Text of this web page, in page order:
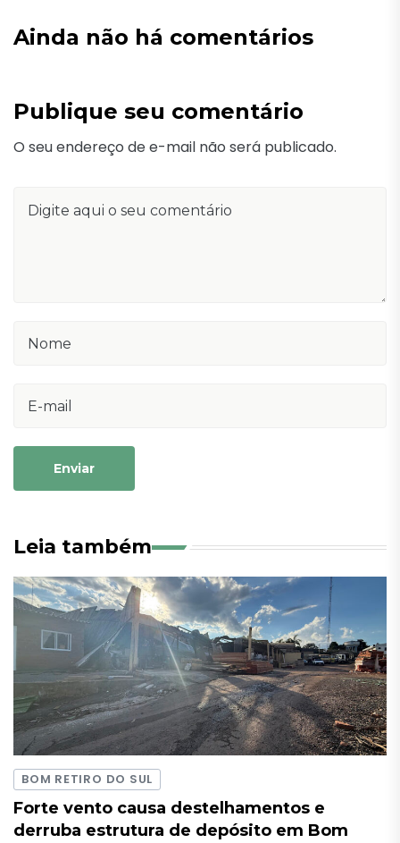
Ainda não há comentários
Publique seu comentário
O seu endereço de e-mail não será publicado.
Enviar
Leia também
BOM RETIRO DO SUL
Forte vento causa destelhamentos e
derruba estrutura de depósito em Bom